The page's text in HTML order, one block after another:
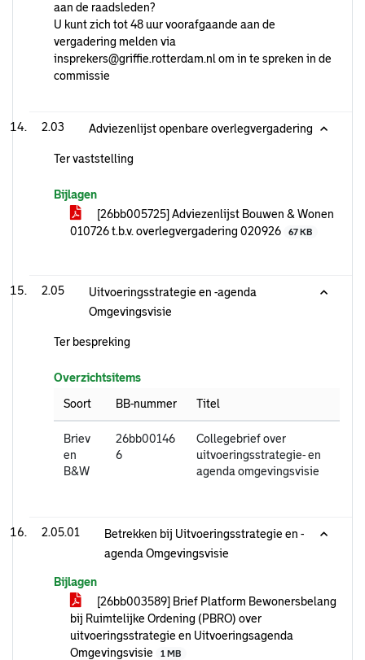
aan de raadsleden?
U kunt zich tot 48 uur voorafgaande aan de
vergadering melden via
insprekers@griffie.rotterdam.nl om in te spreken in de
commissie
2.03 Adviezenlijst openbare overlegvergadering
Ter vaststelling
Bijlagen
[26bb005725] Adviezenlijst Bouwen & Wonen
010726 t.b.v. overlegvergadering 020926
67 KB
2.05
Uitvoeringsstrategie en -agenda
Omgevingsvisie
Ter bespreking
Overzichtsitems
Soort
BB-nummer Titel
Briev
en
B&W
26bb00146
6
Collegebrief over
uitvoeringsstrategie- en
agenda omgevingsvisie
2.05.01
Betrekken bij Uitvoeringsstrategie en -
agenda Omgevingsvisie
Bijlagen
[26bb003589] Brief Platform Bewonersbelang
bij Ruimtelijke Ordening (PBRO) over
uitvoeringsstrategie en Uitvoeringsagenda
Omgevingsvisie
1 MB